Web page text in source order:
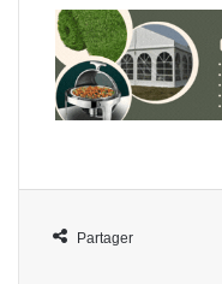
Partager